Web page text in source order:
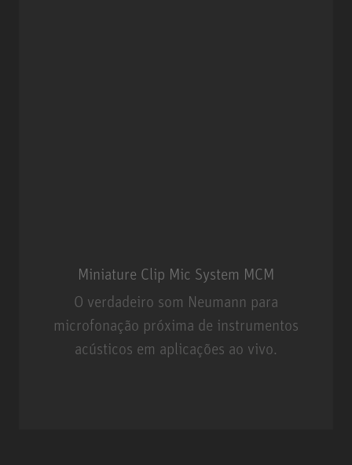
Miniature Clip Mic System MCM
O verdadeiro som Neumann para
microfonação próxima de instrumentos
acústicos em aplicações ao vivo.